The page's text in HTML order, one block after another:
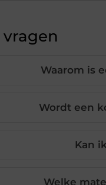
Waarom is
Wordt een
Kan
Welke